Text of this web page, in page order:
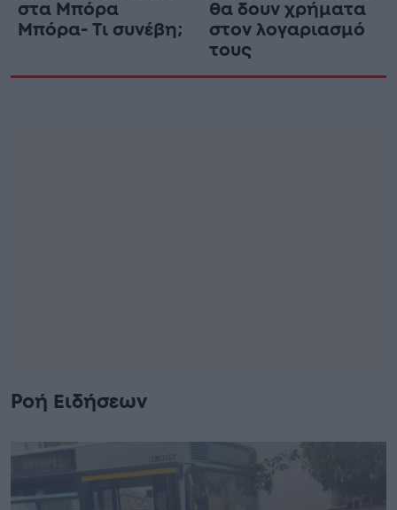
στα Μπόρα
Μπόρα- Τι συνέβη;
θα δουν χρήματα
στον λογαριασμό
τους
Ροή Ειδήσεων